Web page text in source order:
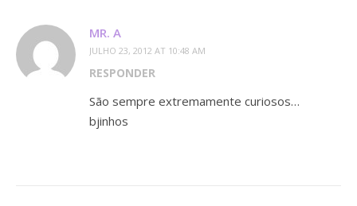
MR. A
JULHO 23, 2012 AT 10:48 AM
RESPONDER
São sempre extremamente curiosos…
bjinhos